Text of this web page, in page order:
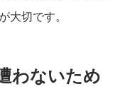
大切です。
わないため